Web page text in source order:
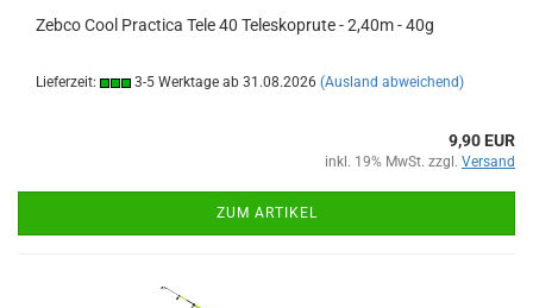
Zebco Cool Practica Tele 40 Teleskoprute - 2,40m - 40g
Lieferzeit: 3-5 Werktage ab 31.08.2026 (Ausland abweichend)
9,90 EUR
inkl. 19% MwSt. zzgl. Versand
ZUM ARTIKEL